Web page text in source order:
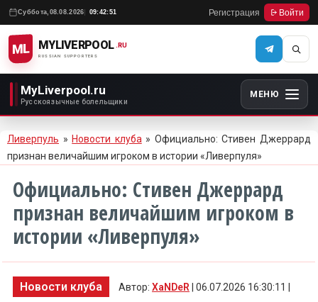
Суббота, 08.08.2026 09:42:51 Регистрация Войти
ML MYLIVERPOOL
RUSSIAN SUPPORTERS
.RU
MyLiverpool.ru
Русскоязычные болельщики
МЕНЮ
Ливерпуль » Новости клуба » Официально: Стивен Джеррард
признан величайшим игроком в истории «Ливерпуля»
Официально: Стивен Джеррард
признан величайшим игроком в
истории «Ливерпуля»
Новости клуба Автор: XaNDeR | 06.07.2026 16:30:11 |